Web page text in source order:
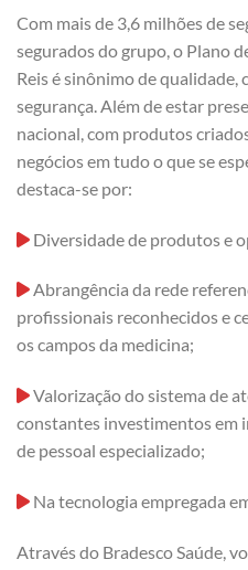
Com mais de 3,6 milhões de
segurados do grupo, o Plano
Reis é sinônimo de qualidade,
segurança. Além de estar
nacional, com produtos
negócios em tudo o que se
destaca-se por:
Diversidade de produtos e
Abrangência da rede
profissionais reconhecidos e
os campos da medicina;
Valorização do sistema de
constantes investimentos em
de pessoal especializado;
Na tecnologia empregada
Através do Bradesco Saúde,